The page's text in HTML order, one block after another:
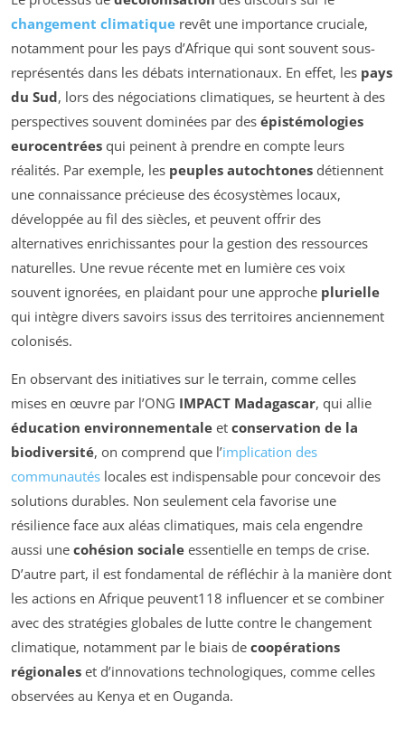
changement climatique revêt une importance cruciale,
notamment pour les pays d’Afrique qui sont souvent sous-
représentés dans les débats internationaux. En effet, les pays
du Sud, lors des négociations climatiques, se heurtent à des
perspectives souvent dominées par des épistémologies
eurocentrées qui peinent à prendre en compte leurs
réalités. Par exemple, les peuples autochtones détiennent
une connaissance précieuse des écosystèmes locaux,
développée au fil des siècles, et peuvent offrir des
alternatives enrichissantes pour la gestion des ressources
naturelles. Une revue récente met en lumière ces voix
souvent ignorées, en plaidant pour une approche plurielle
qui intègre divers savoirs issus des territoires anciennement
colonisés.
En observant des initiatives sur le terrain, comme celles
mises en œuvre par l’ONG IMPACT Madagascar, qui allie
éducation environnementale et conservation de la
biodiversité, on comprend que l’implication des
communautés locales est indispensable pour concevoir des
solutions durables. Non seulement cela favorise une
résilience face aux aléas climatiques, mais cela engendre
aussi une cohésion sociale essentielle en temps de crise.
D’autre part, il est fondamental de réfléchir à la manière dont
les actions en Afrique peuvent118 influencer et se combiner
avec des stratégies globales de lutte contre le changement
climatique, notamment par le biais de coopérations
régionales et d’innovations technologiques, comme celles
observées au Kenya et en Ouganda.